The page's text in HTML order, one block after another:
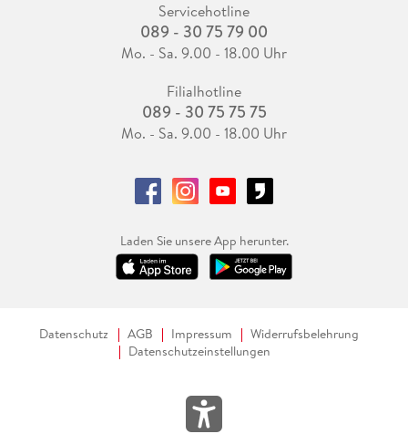
Servicehotline
089 - 30 75 79 00
Mo. - Sa. 9.00 - 18.00 Uhr
Filialhotline
089 - 30 75 75 75
Mo. - Sa. 9.00 - 18.00 Uhr
Laden Sie unsere App herunter.
Datenschutz AGB Impressum
Widerrufsbelehrung
Datenschutzeinstellungen